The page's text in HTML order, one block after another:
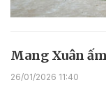
Mang Xuân
26/01/2026 11:40